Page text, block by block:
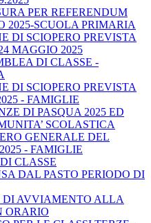
PER REFERENDUM
2025-SCUOLA PRIMARIA
DI SCIOPERO PREVISTA
MAGGIO 2025
DI CLASSE -
DI SCIOPERO PREVISTA
- FAMIGLIE
DI PASQUA 2025 ED
SCOLASTICA
GENERALE DEL
- FAMIGLIE
CLASSE
DAL PASTO PERIODO DI
DI AVVIAMENTO ALLA
ORARIO